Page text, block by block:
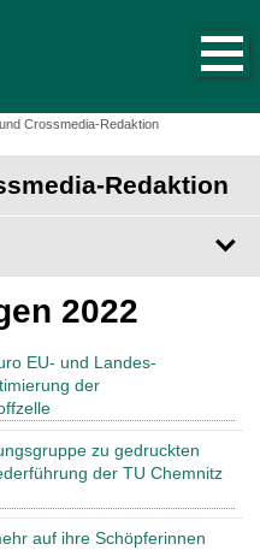
Crossmedia-Redaktion
Redaktion
2022
EU- und Landes-
der
zu gedruckten
der TU Chemnitz
auf ihre Schöpferinnen